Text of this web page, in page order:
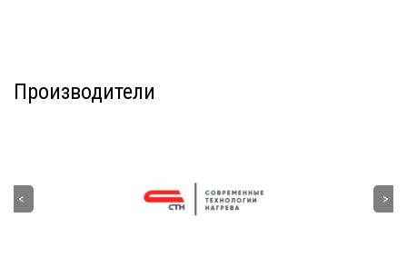
Производители